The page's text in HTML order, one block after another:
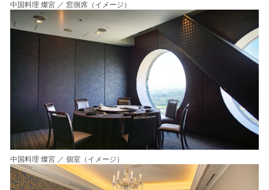
中国料理 燦宮 ／ 窓側席（イメージ）
中国料理 燦宮 ／ 個室（イメージ）